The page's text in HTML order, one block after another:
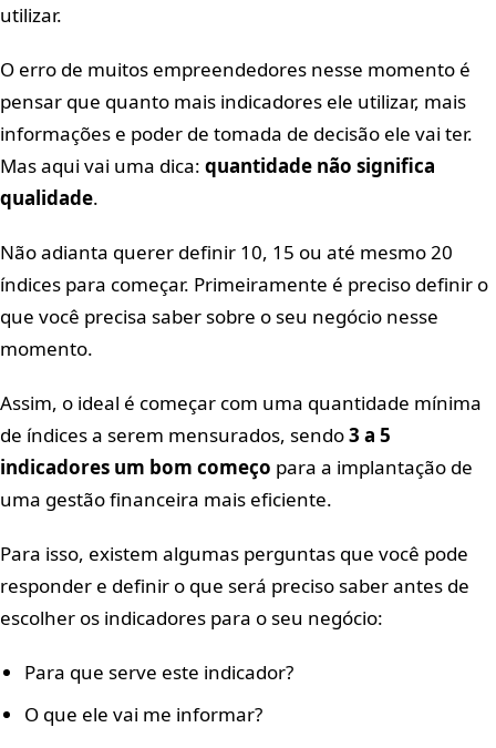
utilizar.
O erro de muitos empreendedores nesse momento é
pensar que quanto mais indicadores ele utilizar, mais
informações e poder de tomada de decisão ele vai ter.
Mas aqui vai uma dica: quantidade não significa
qualidade.
Não adianta querer definir 10, 15 ou até mesmo 20
índices para começar. Primeiramente é preciso definir o
que você precisa saber sobre o seu negócio nesse
momento.
Assim, o ideal é começar com uma quantidade mínima
de índices a serem mensurados, sendo3 a 5
indicadores um bom começo para a implantação de
uma gestão financeira mais eficiente.
Para isso, existem algumas perguntas que você pode
responder e definir o que será preciso saber antes de
escolher os indicadores para o seu negócio:
Para que serve este indicador?
O que ele vai me informar?